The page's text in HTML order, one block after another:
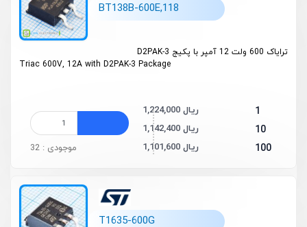
BT138B-600E,118
ترایاک 600 ولت 12 آمپر با پکیج D2PAK-3
Triac 600V, 12A with D2PAK-3 Package
1 1,224,000 ریال
10 1,142,400 ریال
100 1,101,600 ریال موجودی : 32
T1635-600G